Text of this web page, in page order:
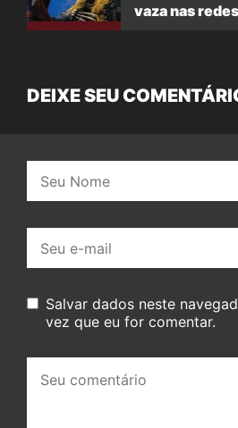
vaza nas redes
DEIXE SEU
mail:
Salvar dados neste
vez que eu for comentar.
comentário: